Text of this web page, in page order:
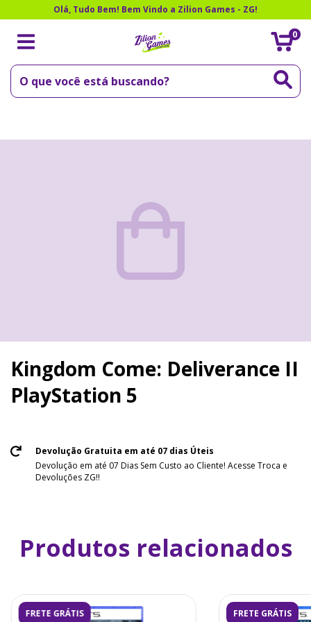
Olá, Tudo Bem! Bem Vindo a Zilion Games - ZG!
0
Kingdom Come: Deliverance II
PlayStation 5
Devolução Gratuita em até 07 dias Úteis
Devolução em até 07 Dias Sem Custo ao Cliente! Acesse Troca e
Devoluções ZG!!
Produtos relacionados
FRETE GRÁTIS FRETE GRÁTIS